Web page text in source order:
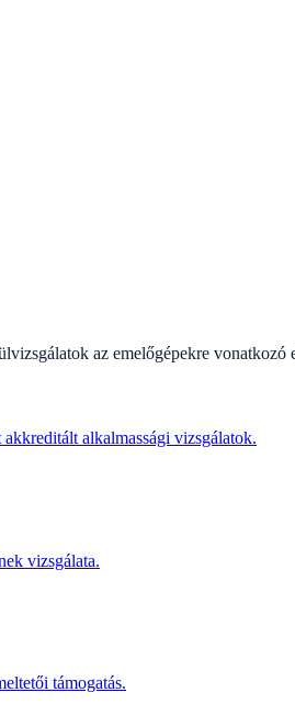
az emelőgépekre vonatkozó
alkalmassági vizsgálatok.
vizsgálata.
támogatás.